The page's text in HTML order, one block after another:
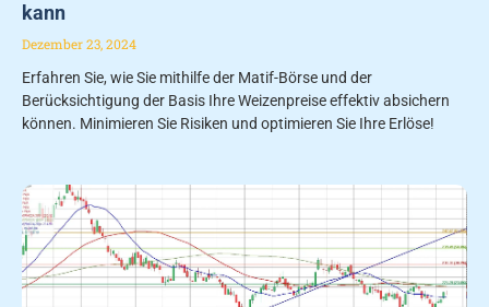
kann
Dezember 23, 2024
Erfahren Sie, wie Sie mithilfe der Matif-Börse und der
Berücksichtigung der Basis Ihre Weizenpreise effektiv absichern
können. Minimieren Sie Risiken und optimieren Sie Ihre Erlöse!